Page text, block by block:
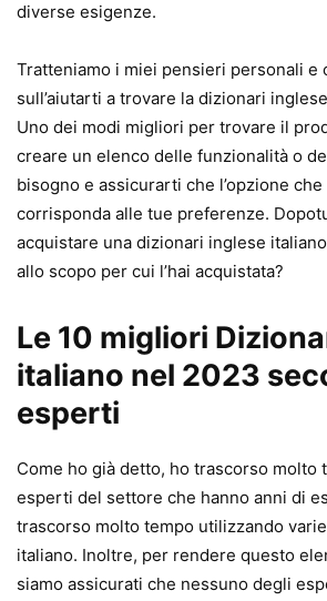
diverse esigenze.
Tratteniamo i miei pensieri personali e
sull’aiutarti a trovare la dizionari
Uno dei modi migliori per trovare il
creare un elenco delle funzionalità o
bisogno e assicurarti che l’opzione
corrisponda alle tue preferenze.
acquistare una dizionari inglese
allo scopo per cui l’hai acquistata?
Le 10 migliori
italiano nel 2023
esperti
Come ho già detto, ho trascorso molto
esperti del settore che hanno anni di
trascorso molto tempo utilizzando
italiano. Inoltre, per rendere questo
siamo assicurati che nessuno degli